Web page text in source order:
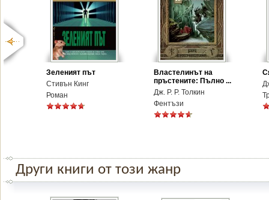
Зеленият път
Стивън Кинг
Роман
Властелинът на
пръстените: Пълно ...
Дж. Р. Р. Толкин
Фентъзи
Други книги от този жанр